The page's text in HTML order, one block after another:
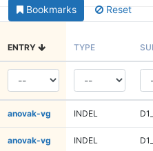
Bookmarks Reset
ENTRY TYPE
anovak-vg INDEL
anovak-vg INDEL